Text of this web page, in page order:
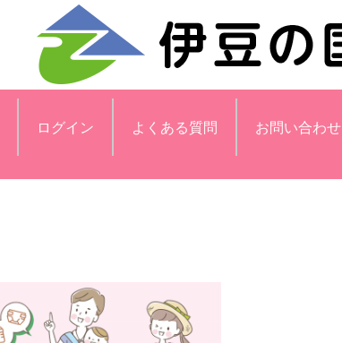
ログイン よくある質問 お問い合わせ